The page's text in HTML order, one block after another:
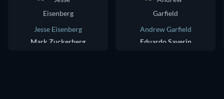
Jesse Eisenberg
Mark Zuckerberg
Andrew Garfield
Eduardo Saverin